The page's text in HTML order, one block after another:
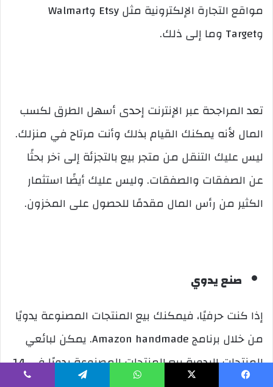
مواقع التجارة الإلكترونية مثل Etsy وWalmart
وTarget وما إلى ذلك.
تعد المراجحة عبر الإنترنت إحدى أسهل الطرق لكسب
المال لأنه يمكنك القيام بذلك وأنت مرتاح في منزلك.
ليس عليك التنقل من متجر بيع بالتجزئة إلى آخر بحثًا
عن الصفقات والصفقات. وليس عليك أيضًا استثمار
الكثير من رأس المال مقدمًا للحصول على المخزون.
صنع يدوي
إذا كنت حرفيًا، فيمكنك بيع المنتجات المصنوعة يدويًا
من خلال برنامج Amazon handmade. يمكن لبائعي
المنتجات اليدوية بيع المنتجات المصنوعة يدويًا في 14